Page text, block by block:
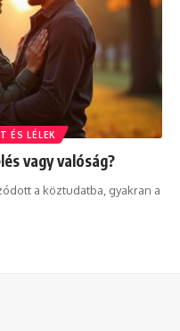
ÉS LÉLEK
vagy valóság?
a köztudatba, gyakran a